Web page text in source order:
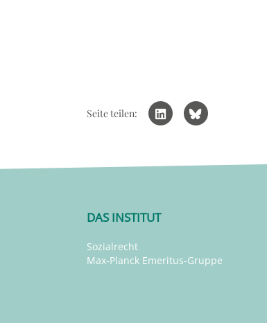
Seite teilen:
DAS INSTITUT
Sozialrecht
Max-Planck Emeritus-Gruppe